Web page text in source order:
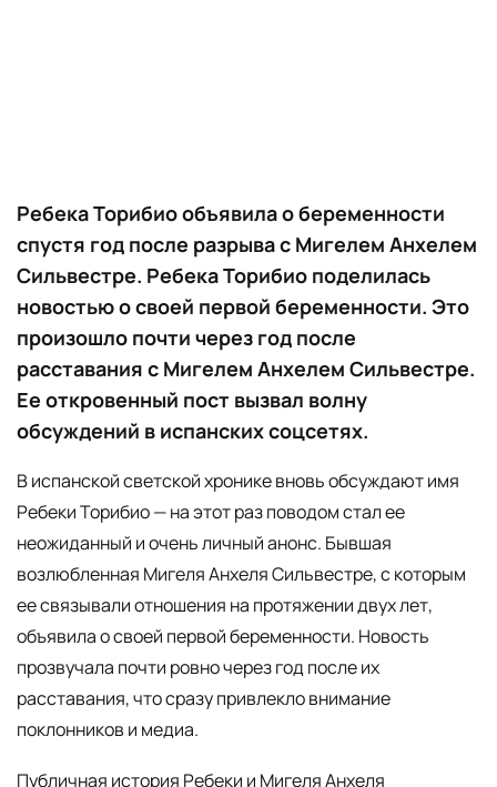
Ребека Торибио объявила о беременности
спустя год после разрыва с Мигелем Анхелем
Сильвестре. Ребека Торибио поделилась
новостью о своей первой беременности. Это
произошло почти через год после
расставания с Мигелем Анхелем Сильвестре.
Ее откровенный пост вызвал волну
обсуждений в испанских соцсетях.
В испанской светской хронике вновь обсуждают имя
Ребеки Торибио — на этот раз поводом стал ее
неожиданный и очень личный анонс. Бывшая
возлюбленная Мигеля Анхеля Сильвестре, с которым
ее связывали отношения на протяжении двух лет,
объявила о своей первой беременности. Новость
прозвучала почти ровно через год после их
расставания, что сразу привлекло внимание
поклонников и медиа.
Публичная история Ребеки и Мигеля Анхеля